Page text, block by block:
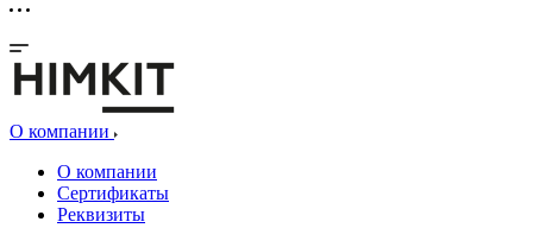
О компании
О компании
Сертификаты
Реквизиты